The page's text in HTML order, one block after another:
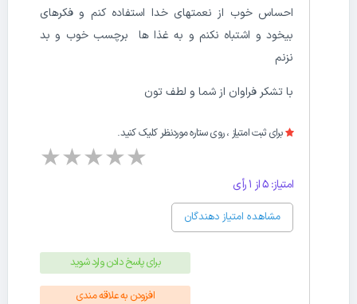
احساس خوب از نعمتهای خدا استفاده کنم و فکرهای
بیخود و اشتباه نکنم و به غذا ها برچسب خوب و بد
نزنم
با تشکر فراوان از شما و لطف تون
برای ثبت امتیاز ، روی ستاره موردنظر کلیک کنید.
★★★★★
امتیاز: 5 از 1 رأی
مشاهده امتیاز دهندگان
برای پاسخ دادن وارد شوید
افزودن به علاقه مندی